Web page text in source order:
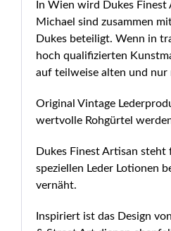
In Wien wird Dukes
Michael sind zusammen
Dukes beteiligt. Wenn in
hoch qualifizierten
auf teilweise alten und nur
Original Vintage
wertvolle Rohgürtel
Dukes Finest Artisan
speziellen Leder Lotionen
vernäht.
Inspiriert ist das Design